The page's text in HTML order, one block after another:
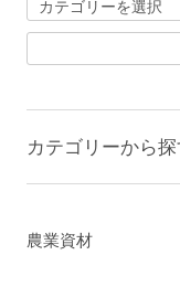
カテゴリーから探
農業資材